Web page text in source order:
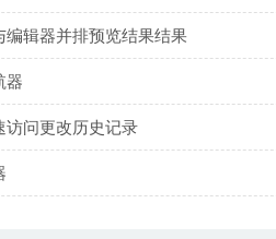
编辑器并排预览结果结果
器
访问更改历史记录